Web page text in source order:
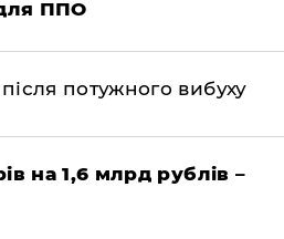
для ППО
потужного вибуху
на 1,6 млрд рублів –